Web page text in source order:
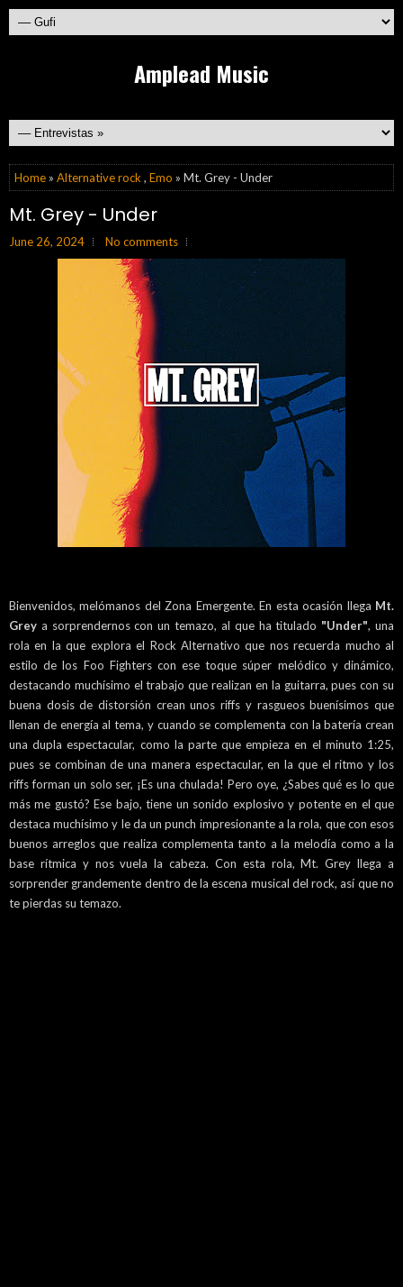
Amplead Music
Home » Alternative rock , Emo » Mt. Grey - Under
Mt. Grey - Under
June 26, 2024 No comments
Bienvenidos, melómanos del Zona Emergente. En esta ocasión llega Mt.
Grey a sorprendernos con un temazo, al que ha titulado "Under", una
rola en la que explora el Rock Alternativo que nos recuerda mucho al
estilo de los Foo Fighters con ese toque súper melódico y dinámico,
destacando muchísimo el trabajo que realizan en la guitarra, pues con su
buena dosis de distorsión crean unos riffs y rasgueos buenísimos que
llenan de energía al tema, y cuando se complementa con la batería crean
una dupla espectacular, como la parte que empieza en el minuto 1:25,
pues se combinan de una manera espectacular, en la que el ritmo y los
riffs forman un solo ser, ¡Es una chulada! Pero oye, ¿Sabes qué es lo que
más me gustó? Ese bajo, tiene un sonido explosivo y potente en el que
destaca muchísimo y le da un punch impresionante a la rola, que con esos
buenos arreglos que realiza complementa tanto a la melodía como a la
base rítmica y nos vuela la cabeza. Con esta rola, Mt. Grey llega a
sorprender grandemente dentro de la escena musical del rock, así que no
te pierdas su temazo.